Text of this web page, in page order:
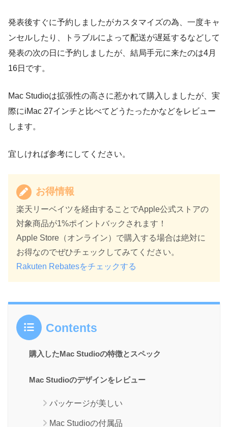
発表後すぐに予約しましたがカスタマイズの為、一度キャ
ンセルしたり、トラブルによって配送が遅延するなどして
発表の次の日に予約しましたが、結局手元に来たのは4月
16日です。
Mac Studioは拡張性の高さに惹かれて購入しましたが、実
際にiMac 27インチと比べてどうたったかなどをレビュー
します。
宜しければ参考にしてください。
お得情報
楽天リーベイツを経由することでApple公式ストアの
対象商品が1%ポイントバックされます！
Apple Store（オンライン）で購入する場合は絶対に
お得なのでぜひチェックしてみてください。
Rakuten Rebatesをチェックする
Contents
購入したMac Studioの特徴とスペック
Mac Studioのデザインをレビュー
パッケージが美しい
Mac Studioの付属品